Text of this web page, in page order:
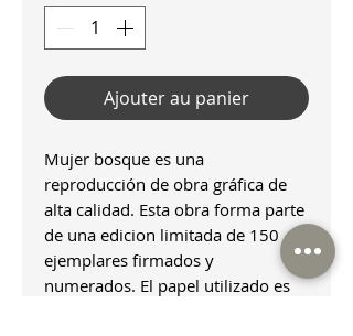
Ajouter au panier
Mujer bosque es una
reproducción de obra gráfica de
alta calidad. Esta obra forma parte
de una edicion limitada de 150
ejemplares firmados y
numerados. El papel utilizado es